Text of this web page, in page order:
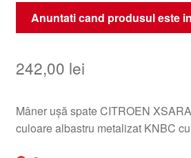
Anuntati cand produsul este
242,00 lei
Mâner ușă spate CITROEN
culoare albastru metalizat KNBC